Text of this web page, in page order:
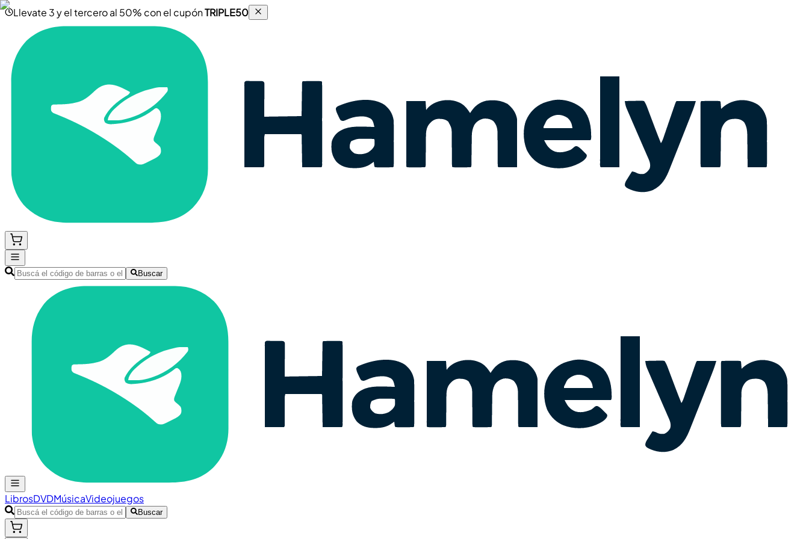
Llevate 3 y el tercero al 50% con el cupónTRIPLE50
Buscar
LibrosDVDMúsicaVideojuegos
Buscar